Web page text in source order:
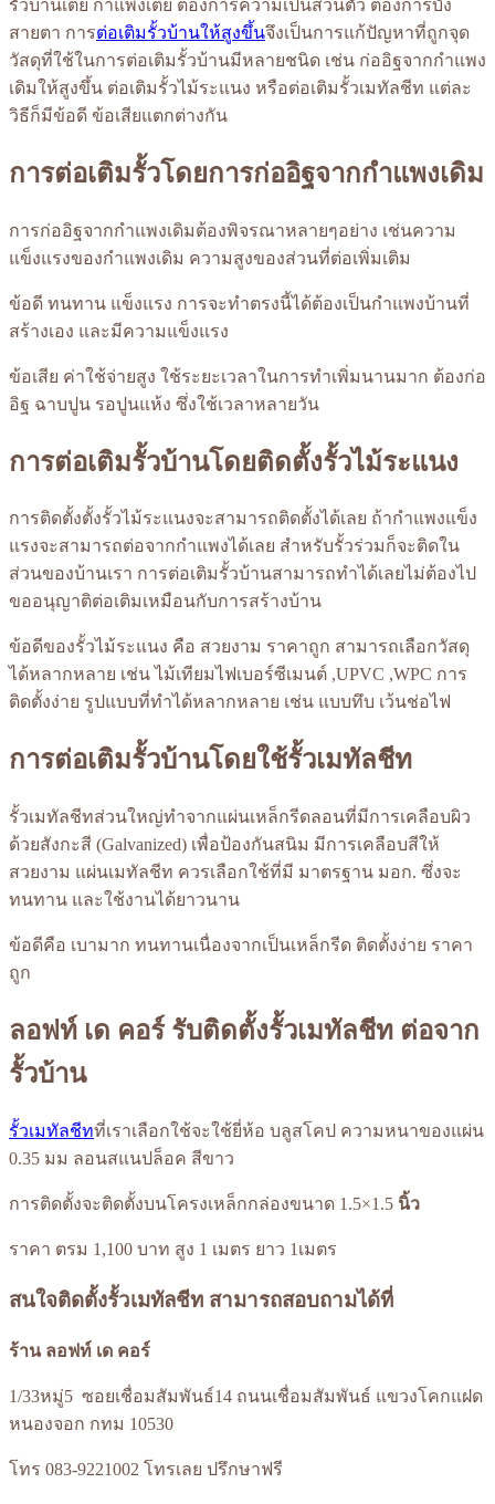
รั้วบ้านเตี้ย กำแพงเตี้ย ต้องการความเป็นส่วนตัว ต้องการบัง
สายตา การต่อเติมรั้วบ้านให้สูงขึ้นจึงเป็นการแก้ปัญหาที่ถูกจุด
วัสดุที่ใช้ในการต่อเติมรั้วบ้านมีหลายชนิด เช่น ก่ออิฐจากกำแพง
เดิมให้สูงขึ้น ต่อเติมรั้วไม้ระแนง หรือต่อเติมรั้วเมทัลชีท แต่ละ
วิธีก็มีข้อดี ข้อเสียแตกต่างกัน
การต่อเติมรั้วโดยการก่ออิฐจากกำแพงเดิม
การก่ออิฐจากกำแพงเดิมต้องพิจรณาหลายๆอย่าง เช่นความ
แข็งแรงของกำแพงเดิม ความสูงของส่วนที่ต่อเพิ่มเติม
ข้อดี ทนทาน แข็งแรง การจะทำตรงนี้ได้ต้องเป็นกำแพงบ้านที่
สร้างเอง และมีความแข็งแรง
ข้อเสีย ค่าใช้จ่ายสูง ใช้ระยะเวลาในการทำเพิ่มนานมาก ต้องก่อ
อิฐ ฉาบปูน รอปูนแห้ง ซึ่งใช้เวลาหลายวัน
การต่อเติมรั้วบ้านโดยติดตั้งรั้วไม้ระแนง
การติดตั้งตั้งรั้วไม้ระแนงจะสามารถติดตั้งได้เลย ถ้ากำแพงแข็ง
แรงจะสามารถต่อจากกำแพงได้เลย สำหรับรั้วร่วมก็จะติดใน
ส่วนของบ้านเรา การต่อเติมรั้วบ้านสามารถทำได้เลยไม่ต้องไป
ขออนุญาติต่อเติมเหมือนกับการสร้างบ้าน
ข้อดีของรั้วไม้ระแนง คือ สวยงาม ราคาถูก สามารถเลือกวัสดุ
ได้หลากหลาย เช่น ไม้เทียมไฟเบอร์ซีเมนต์ ,UPVC ,WPC การ
ติดตั้งง่าย รูปแบบที่ทำได้หลากหลาย เช่น แบบทึบ เว้นช่อไฟ
การต่อเติมรั้วบ้านโดยใช้รั้วเมทัลชีท
รั้วเมทัลชีทส่วนใหญ่ทำจากแผ่นเหล็กรีดลอนที่มีการเคลือบผิว
ด้วยสังกะสี (Galvanized) เพื่อป้องกันสนิม มีการเคลือบสีให้
สวยงาม แผ่นเมทัลชีท ควรเลือกใช้ที่มี มาตรฐาน มอก. ซึ่งจะ
ทนทาน และใช้งานได้ยาวนาน
ข้อดีคือ เบามาก ทนทานเนื่องจากเป็นเหล็กรีด ติดตั้งง่าย ราคา
ถูก
ลอฟท์ เด คอร์ รับติดตั้งรั้วเมทัลชีท ต่อจาก
รั้วบ้าน
รั้วเมทัลชีทที่เราเลือกใช้จะใช้ยี่ห้อ บลูสโคป ความหนาของแผ่น
0.35 มม ลอนสแนปล็อค สีขาว
การติดตั้งจะติดตั้งบนโครงเหล็กกล่องขนาด 1.5×1.5 นิ้ว
ราคา ตรม 1,100 บาท สูง 1 เมตร ยาว 1เมตร
สนใจติดตั้งรั้วเมทัลชีท สามารถสอบถามได้ที่
ร้าน ลอฟท์ เด คอร์
1/33หมู่5 ซอยเชื่อมสัมพันธ์14 ถนนเชื่อมสัมพันธ์ แขวงโคกแฝด
หนองจอก กทม 10530
โทร 083-9221002 โทรเลย ปรึกษาฟรี